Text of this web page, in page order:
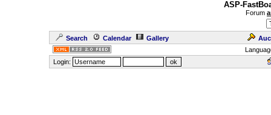
ASP-
Forum
Search Calendar Gallery
Login: